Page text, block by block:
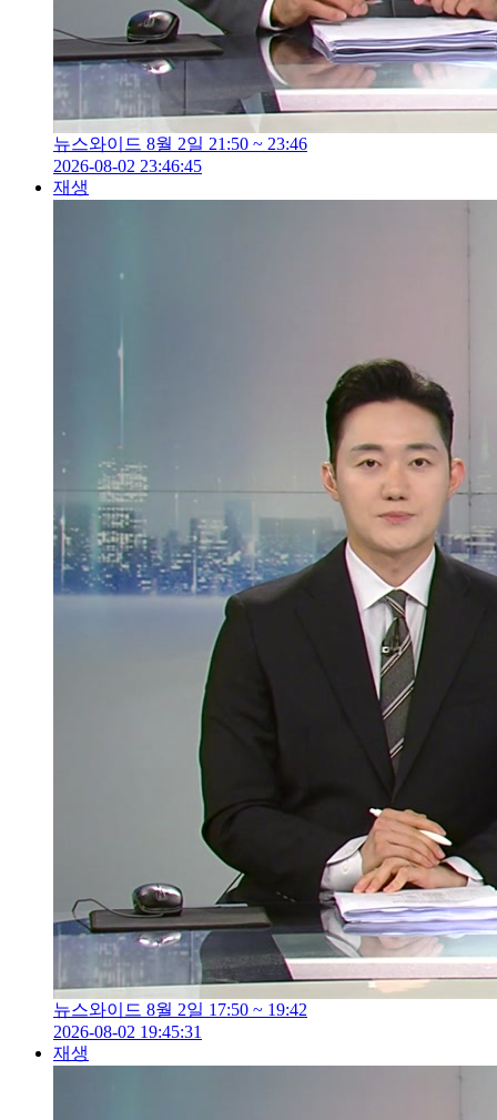
뉴스와이드 8월 2일 21:50 ~ 23:46
2026-08-02 23:46:45
재생
뉴스와이드 8월 2일 17:50 ~ 19:42
2026-08-02 19:45:31
재생